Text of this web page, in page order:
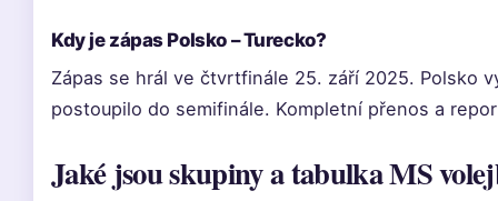
Kdy je zápas Polsko – Turecko?
Zápas se hrál ve čtvrtfinále 25. září 2025. Polsko
postoupilo do semifinále. Kompletní přenos a
Jaké jsou skupiny a tabulka MS